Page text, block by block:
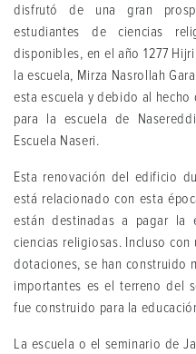
disfrutó de una gran
estudiantes de ciencias
disponibles, en el año 1277
la escuela, Mirza Nasrollah
esta escuela y debido al
para la escuela de
Escuela Naseri.
Esta renovación del edificio
está relacionado con esta
están destinadas a pagar la
ciencias religiosas. Incluso
dotaciones, se han construido
importantes es el terreno del
fue construido para la
La escuela o el seminario de